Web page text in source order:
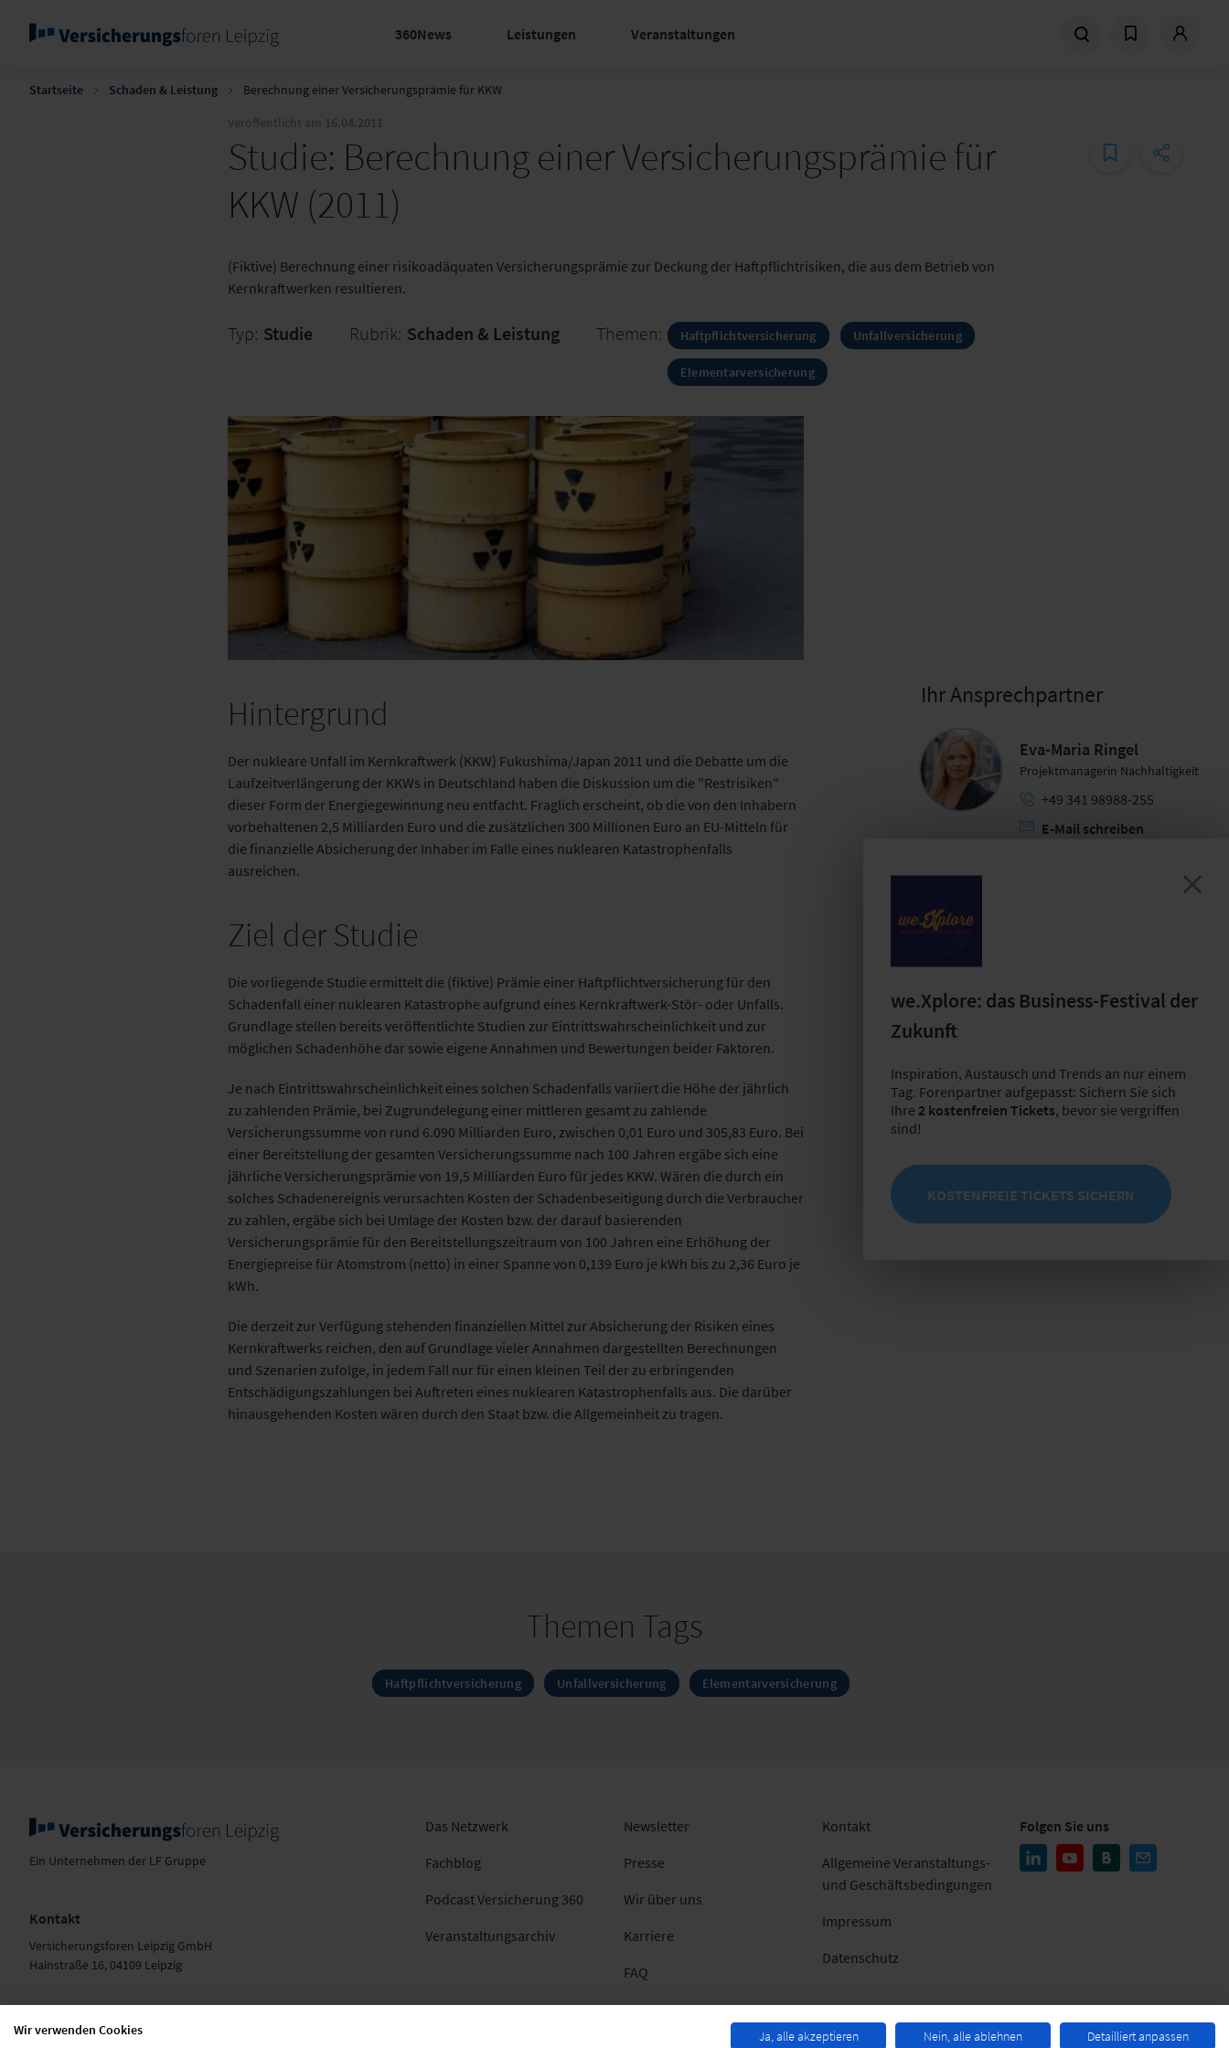
360News Leistungen Veranstaltungen
Startseite Schaden & Leistung
Berechnung einer Versicherungsprämie für KKW
Veröffentlicht am 16.04.2011
Studie: Berechnung einer Versicherungsprämie für
KKW (2011)
(Fiktive) Berechnung einer risikoadäquaten Versicherungsprämie zur Deckung der Haftpflichtrisiken, die aus dem Betrieb von
Kernkraftwerken resultieren.
Typ: Studie Rubrik: Schaden & Leistung Themen: Haftpflichtversicherung Unfallversicherung
Elementarversicherung
Hintergrund
Der nukleare Unfall im Kernkraftwerk (KKW) Fukushima/Japan 2011 und die Debatte um die
Laufzeitverlängerung der KKWs in Deutschland haben die Diskussion um die "Restrisiken"
dieser Form der Energiegewinnung neu entfacht. Fraglich erscheint, ob die von den Inhabern
vorbehaltenen 2,5 Milliarden Euro und die zusätzlichen 300 Millionen Euro an EU-Mitteln für
die finanzielle Absicherung der Inhaber im Falle eines nuklearen Katastrophenfalls
ausreichen.
Ziel der Studie
Die vorliegende Studie ermittelt die (fiktive) Prämie einer Haftpflichtversicherung für den
Schadenfall einer nuklearen Katastrophe aufgrund eines Kernkraftwerk-Stör- oder Unfalls.
Grundlage stellen bereits veröffentlichte Studien zur Eintrittswahrscheinlichkeit und zur
möglichen Schadenhöhe dar sowie eigene Annahmen und Bewertungen beider Faktoren.
Je nach Eintrittswahrscheinlichkeit eines solchen Schadenfalls variiert die Höhe der jährlich
zu zahlenden Prämie, bei Zugrundelegung einer mittleren gesamt zu zahlende
Versicherungssumme von rund 6.090 Milliarden Euro, zwischen 0,01 Euro und 305,83 Euro. Bei
einer Bereitstellung der gesamten Versicherungssumme nach 100 Jahren ergäbe sich eine
jährliche Versicherungsprämie von 19,5 Milliarden Euro für jedes KKW. Wären die durch ein
solches Schadenereignis verursachten Kosten der Schadenbeseitigung durch die Verbraucher
zu zahlen, ergäbe sich bei Umlage der Kosten bzw. der darauf basierenden
Versicherungsprämie für den Bereitstellungszeitraum von 100 Jahren eine Erhöhung der
Energiepreise für Atomstrom (netto) in einer Spanne von 0,139 Euro je kWh bis zu 2,36 Euro je
kWh.
Die derzeit zur Verfügung stehenden finanziellen Mittel zur Absicherung der Risiken eines
Kernkraftwerks reichen, den auf Grundlage vieler Annahmen dargestellten Berechnungen
und Szenarien zufolge, in jedem Fall nur für einen kleinen Teil der zu erbringenden
Entschädigungszahlungen bei Auftreten eines nuklearen Katastrophenfalls aus. Die darüber
hinausgehenden Kosten wären durch den Staat bzw. die Allgemeinheit zu tragen.
Ihr Ansprechpartner
Eva-Maria Ringel
Projektmanagerin Nachhaltigkeit
+49 341 98988-255
E-Mail schreiben
Themen Tags
Haftpflichtversicherung Unfallversicherung Elementarversicherung
we.Xplore: das Business-Festival der
Zukunft
Inspiration, Austausch und Trends an nur einem
Tag. Forenpartner aufgepasst: Sichern Sie sich
Ihre 2 kostenfreien Tickets, bevor sie vergriffen
sind!
KOSTENFREIE TICKETS SICHERN
Ein Unternehmen der LF Gruppe
Kontakt
Versicherungsforen Leipzig GmbH
Hainstraße 16, 04109 Leipzig
Das Netzwerk
Fachblog
Podcast Versicherung 360
Veranstaltungsarchiv
Newsletter
Presse
Wir über uns
Karriere
FAQ
Kontakt
Allgemeine Veranstaltungs-
und Geschäftsbedingungen
Impressum
Datenschutz
Folgen Sie uns
Wir verwenden Cookies Ja, alle akzeptieren Nein, alle ablehnen Detailliert anpassen